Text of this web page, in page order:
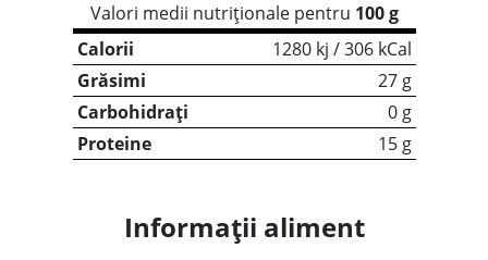
Valori medii nutriționale pentru 100 g
Calorii
1280 kj / 306 kCal
Grăsimi
27 g
Carbohidrați
0 g
Proteine
15 g
Informații aliment